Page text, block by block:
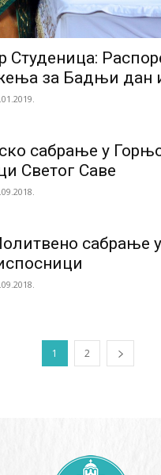
Студеница:
за Бадњи дан
сабрање у
Светог Саве
сабрање
1 2